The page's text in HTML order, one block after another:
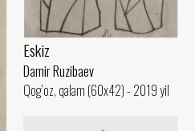
Eskiz
Damir Ruzibaev
Qog‘oz, qalam (60x42) - 2019 yil